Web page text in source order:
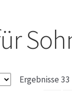
Ergebnisse